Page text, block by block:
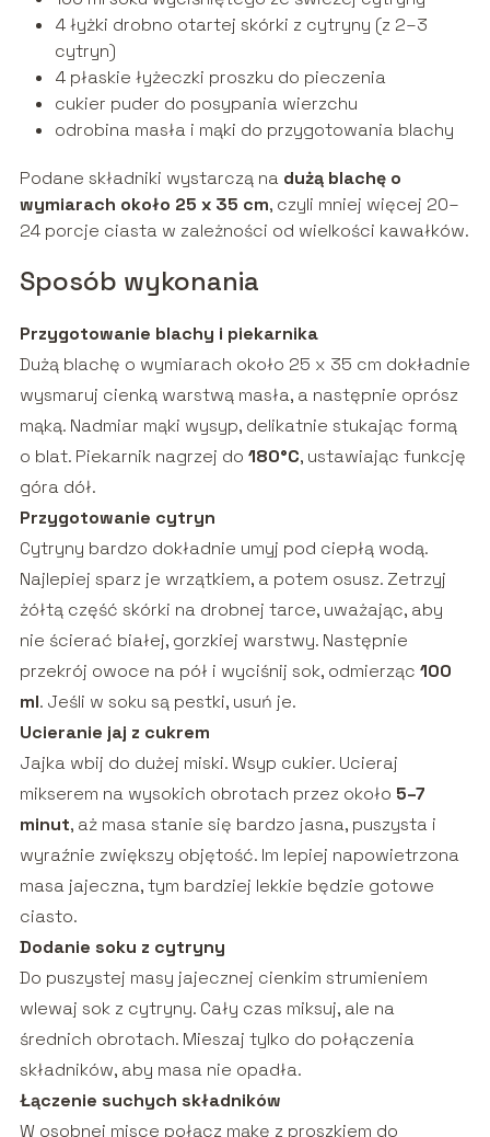
4 łyżki drobno otartej skórki z cytryny (z 2–3
cytryn)
4 płaskie łyżeczki proszku do pieczenia
cukier puder do posypania wierzchu
odrobina masła i mąki do przygotowania blachy
Podane składniki wystarczą na dużą blachę o
wymiarach około 25 x 35 cm, czyli mniej więcej 20–
24 porcje ciasta w zależności od wielkości kawałków.
Sposób wykonania
Przygotowanie blachy i piekarnika
Dużą blachę o wymiarach około 25 x 35 cm dokładnie
wysmaruj cienką warstwą masła, a następnie oprósz
mąką. Nadmiar mąki wysyp, delikatnie stukając formą
o blat. Piekarnik nagrzej do 180°C, ustawiając funkcję
góra dół.
Przygotowanie cytryn
Cytryny bardzo dokładnie umyj pod ciepłą wodą.
Najlepiej sparz je wrzątkiem, a potem osusz. Zetrzyj
żółtą część skórki na drobnej tarce, uważając, aby
nie ścierać białej, gorzkiej warstwy. Następnie
przekrój owoce na pół i wyciśnij sok, odmierząc 100
ml. Jeśli w soku są pestki, usuń je.
Ucieranie jaj z cukrem
Jajka wbij do dużej miski. Wsyp cukier. Ucieraj
mikserem na wysokich obrotach przez około 5–7
minut, aż masa stanie się bardzo jasna, puszysta i
wyraźnie zwiększy objętość. Im lepiej napowietrzona
masa jajeczna, tym bardziej lekkie będzie gotowe
ciasto.
Dodanie soku z cytryny
Do puszystej masy jajecznej cienkim strumieniem
wlewaj sok z cytryny. Cały czas miksuj, ale na
średnich obrotach. Mieszaj tylko do połączenia
składników, aby masa nie opadła.
Łączenie suchych składników
W osobnej misce połącz mąkę z proszkiem do